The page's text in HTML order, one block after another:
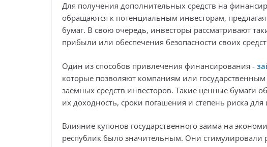
Для получения дополнительных средств на
обращаются к потенциальным инвесторам,
бумаг. В свою очередь, инвесторы рассматривают
прибыли или обеспечения безопасности своих
Один из способов привлечения финансирования -
которые позволяют компаниям или государственным
заемных средств инвесторов. Такие ценные бумаги
их доходность, сроки погашения и степень риска для
Влияние купонов государственного заима на
республик было значительным. Они стимулировали